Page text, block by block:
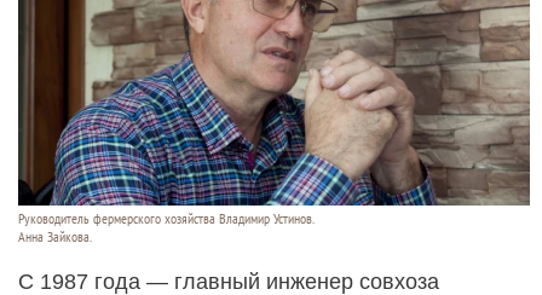
Руководитель фермерского хозяйства Владимир Устинов.
Анна Зайкова.
С 1987 года — главный инженер совхоза